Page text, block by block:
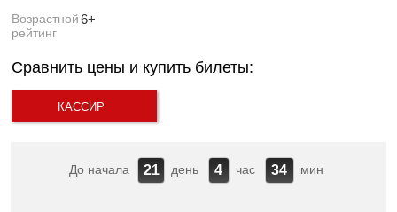
Возрастной
рейтинг
6+
Сравнить цены и купить билеты:
КАССИР
До начала 21 день 4 час 34 мин